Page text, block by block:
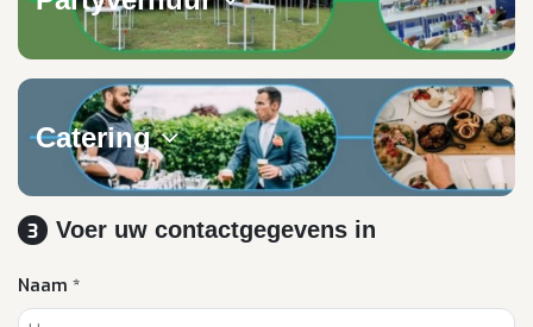
Catering
3 Voer uw contactgegevens in
Naam *